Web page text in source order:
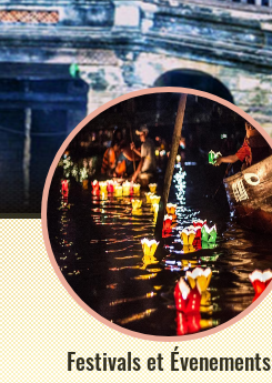
Festivals et Évenements